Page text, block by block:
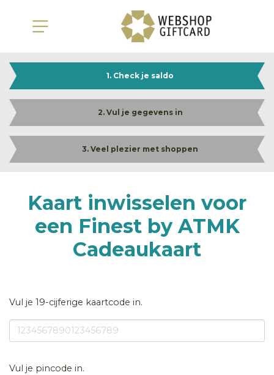
1. Check je saldo
2. Vul je gegevens in
3. Veel plezier met shoppen
Kaart inwisselen voor
een Finest by ATMK
Cadeaukaart
Vul je 19-cijferige kaartcode in.
Vul je pincode in.